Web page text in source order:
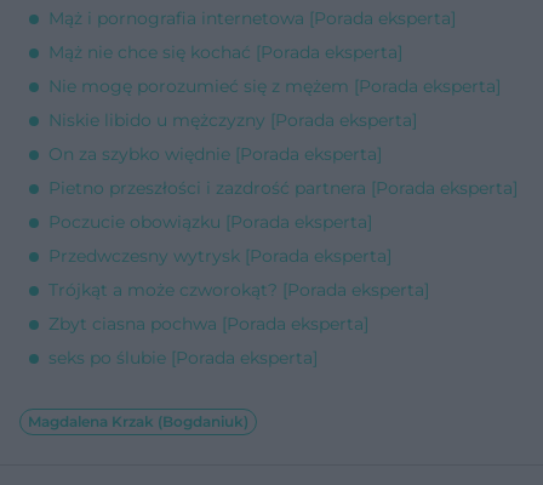
Mąż i pornografia internetowa [Porada eksperta]
Mąż nie chce się kochać [Porada eksperta]
Nie mogę porozumieć się z mężem [Porada eksperta]
Niskie libido u mężczyzny [Porada eksperta]
On za szybko więdnie [Porada eksperta]
Pietno przeszłości i zazdrość partnera [Porada eksperta]
Poczucie obowiązku [Porada eksperta]
Przedwczesny wytrysk [Porada eksperta]
Trójkąt a może czworokąt? [Porada eksperta]
Zbyt ciasna pochwa [Porada eksperta]
seks po ślubie [Porada eksperta]
Magdalena Krzak (Bogdaniuk)